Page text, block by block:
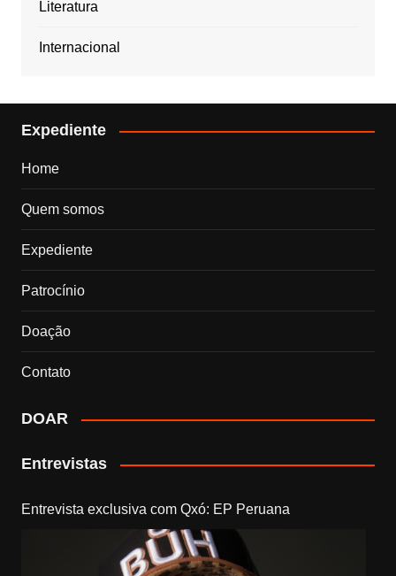
Literatura
Internacional
Expediente
Home
Quem somos
Expediente
Patrocínio
Doação
Contato
DOAR
Entrevistas
Entrevista exclusiva com Qxó: EP Peruana